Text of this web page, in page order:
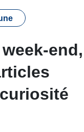
end,